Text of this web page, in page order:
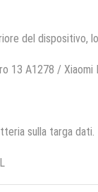
del dispositivo,
13 A1278 / Xiaomi
sulla targa